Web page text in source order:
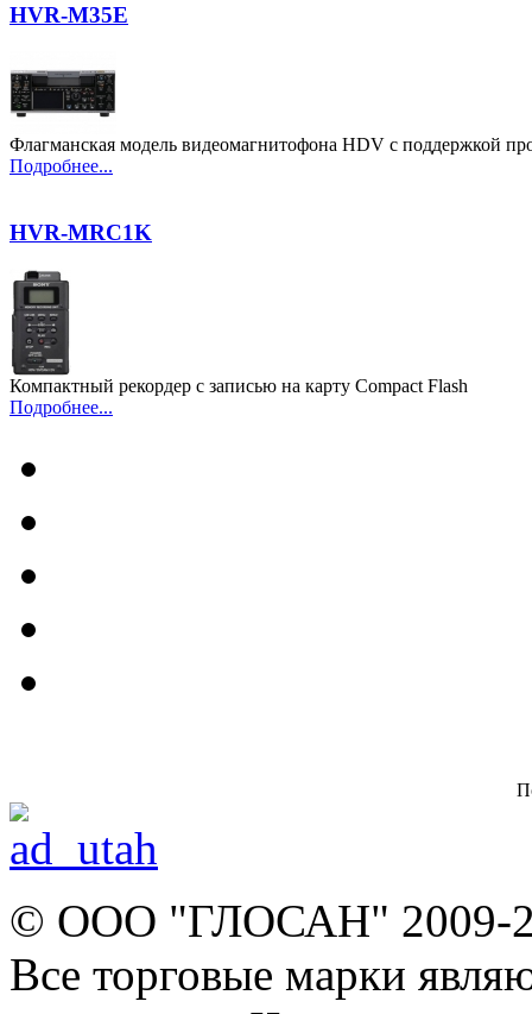
HVR-M35E
Флагманская модель видеомагнитофона HDV с поддержкой
Подробнее...
HVR-MRC1K
Компактный рекордер с записью на карту Compact Flash
Подробнее...
© ООО "ГЛОСАН" 2009-
Все торговые марки